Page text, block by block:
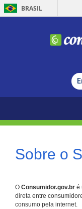
BRASIL
Sobre o
O Consumidor.gov.br é
direta entre
consumo pela internet.